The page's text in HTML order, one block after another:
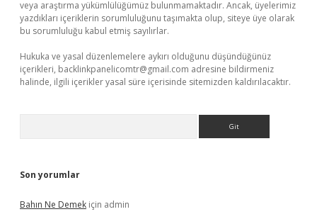
veya araştırma yükümlülüğümüz bulunmamaktadır. Ancak, üyelerimiz
yazdıkları içeriklerin sorumluluğunu taşımakta olup, siteye üye olarak
bu sorumluluğu kabul etmiş sayılırlar.
Hukuka ve yasal düzenlemelere aykırı olduğunu düşündüğünüz
içerikleri, backlinkpanelicomtr@gmail.com adresine bildirmeniz
halinde, ilgili içerikler yasal süre içerisinde sitemizden kaldırılacaktır.
Son yorumlar
Bahın Ne Demek için admin